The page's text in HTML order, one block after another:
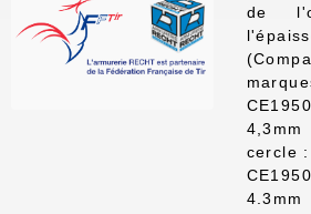
de
cercle